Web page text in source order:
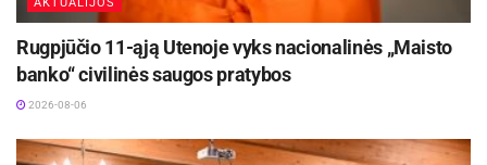
AKTUALIJOS
Rugpjūčio 11-ąją Utenoje vyks nacionalinės „Maisto
banko“ civilinės saugos pratybos
2026-08-06